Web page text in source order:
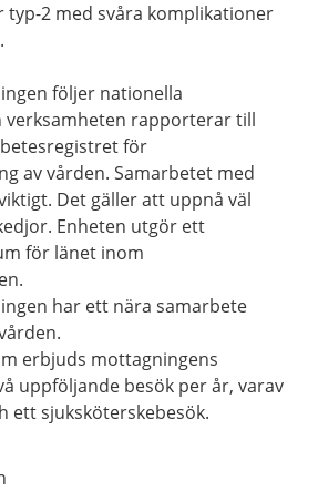
typ-2 med svåra komplikationer
följer nationella
rapporterar till
för
av vården. Samarbetet med
Det gäller att uppnå väl
Enheten utgör ett
för länet inom
har ett nära samarbete
erbjuds mottagningens
uppföljande besök per år, varav
ett sjuksköterskebesök.